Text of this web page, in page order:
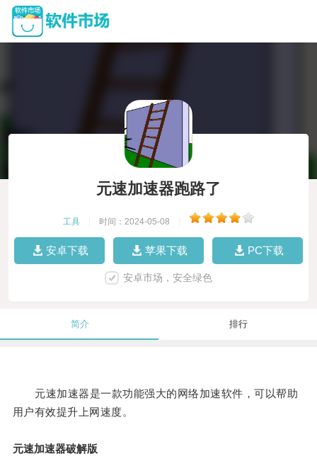
元速加速器跑路了
工具 时间：2024-05-08
安卓下载 苹果下载 PC下载
安卓市场，安全绿色
简介 排行
元速加速器是一款功能强大的网络加速软件，可以帮助
用户有效提升上网速度。
元速加速器破解版